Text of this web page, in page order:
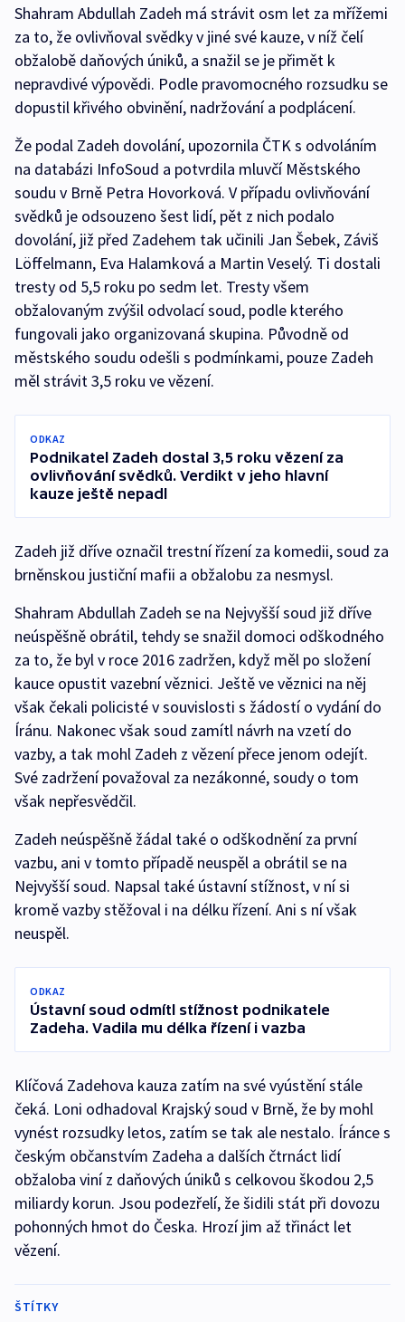
Shahram Abdullah Zadeh má strávit osm let za mřížemi
za to, že ovlivňoval svědky v jiné své kauze, v níž čelí
obžalobě daňových úniků, a snažil se je přimět k
nepravdivé výpovědi. Podle pravomocného rozsudku se
dopustil křivého obvinění, nadržování a podplácení.
Že podal Zadeh dovolání, upozornila ČTK s odvoláním
na databázi InfoSoud a potvrdila mluvčí Městského
soudu v Brně Petra Hovorková. V případu ovlivňování
svědků je odsouzeno šest lidí, pět z nich podalo
dovolání, již před Zadehem tak učinili Jan Šebek, Záviš
Löffelmann, Eva Halamková a Martin Veselý. Ti dostali
tresty od 5,5 roku po sedm let. Tresty všem
obžalovaným zvýšil odvolací soud, podle kterého
fungovali jako organizovaná skupina. Původně od
městského soudu odešli s podmínkami, pouze Zadeh
měl strávit 3,5 roku ve vězení.
ODKAZ
Podnikatel Zadeh dostal 3,5 roku vězení za
ovlivňování svědků. Verdikt v jeho hlavní
kauze ještě nepadl
Zadeh již dříve označil trestní řízení za komedii, soud za
brněnskou justiční mafii a obžalobu za nesmysl.
Shahram Abdullah Zadeh se na Nejvyšší soud již dříve
neúspěšně obrátil, tehdy se snažil domoci odškodného
za to, že byl v roce 2016 zadržen, když měl po složení
kauce opustit vazební věznici. Ještě ve věznici na něj
však čekali policisté v souvislosti s žádostí o vydání do
Íránu. Nakonec však soud zamítl návrh na vzetí do
vazby, a tak mohl Zadeh z vězení přece jenom odejít.
Své zadržení považoval za nezákonné, soudy o tom
však nepřesvědčil.
Zadeh neúspěšně žádal také o odškodnění za první
vazbu, ani v tomto případě neuspěl a obrátil se na
Nejvyšší soud. Napsal také ústavní stížnost, v ní si
kromě vazby stěžoval i na délku řízení. Ani s ní však
neuspěl.
ODKAZ
Ústavní soud odmítl stížnost podnikatele
Zadeha. Vadila mu délka řízení i vazba
Klíčová Zadehova kauza zatím na své vyústění stále
čeká. Loni odhadoval Krajský soud v Brně, že by mohl
vynést rozsudky letos, zatím se tak ale nestalo. Íránce s
českým občanstvím Zadeha a dalších čtrnáct lidí
obžaloba viní z daňových úniků s celkovou škodou 2,5
miliardy korun. Jsou podezřelí, že šidili stát při dovozu
pohonných hmot do Česka. Hrozí jim až třináct let
vězení.
ŠTÍTKY